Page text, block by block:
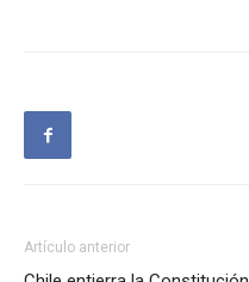
Artículo anterior